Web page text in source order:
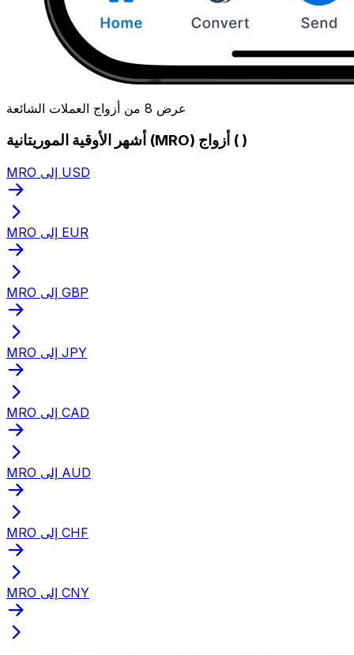
عرض 8 من أزواج العملات الشائعة
أشهر الأوقية الموريتانية (MRO) أزواج ( )
MRO إلى USD
MRO إلى EUR
MRO إلى GBP
MRO إلى JPY
MRO إلى CAD
MRO إلى AUD
MRO إلى CHF
MRO إلى CNY